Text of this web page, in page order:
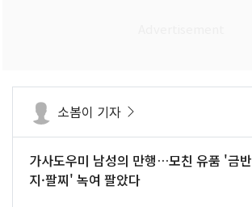
소봄이 기자
가사도우미 남성의 만행…모친 유품 '금반
지·팔찌' 녹여 팔았다